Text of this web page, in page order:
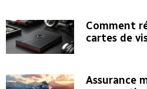
Comment
cartes de
Assurance